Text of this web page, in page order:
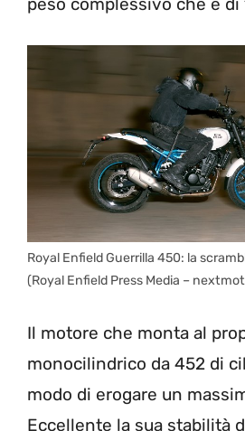
Royal Enfield Guerrilla 450: la
(Royal Enfield Press Media –
Il motore che monta al
monocilindrico da 452 di
modo di erogare un
Eccellente la sua stabilità